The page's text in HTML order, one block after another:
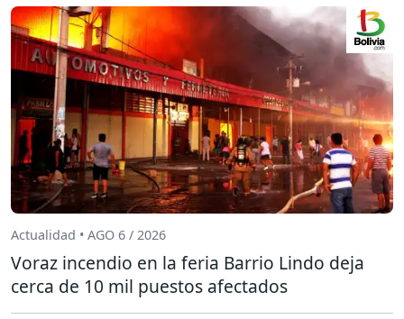
Actualidad • AGO 6 / 2026
Voraz incendio en la feria Barrio Lindo deja
cerca de 10 mil puestos afectados